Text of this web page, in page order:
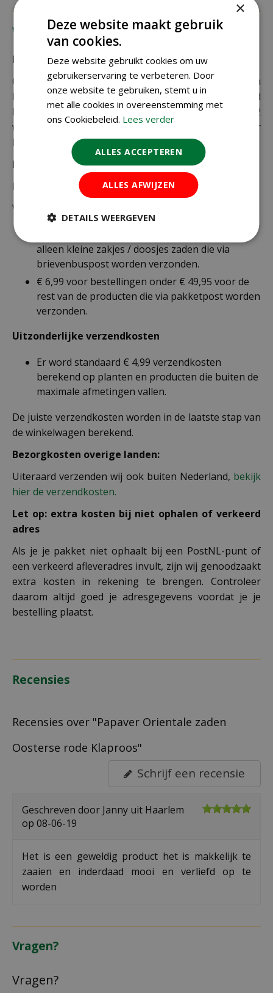
Verzending
Bezorging:
Om uw bestelling goed en veilig bij u thuis te laten
bezorgen maken wij gebruik van PostNL. De levertijd
bedraagt doorgaans tussen de 1 en 2
werkdagen. Deze bezorgtijd geldt zowel voor
Nederland als België.
Bezorgkosten Nederland:
Bestellingen van € 49,95 of meer verzenden wij gratis.
Voor een bestelling onder € 49,95 zijn er 2 tarieven:
alleen kleine zakjes / doosjes zaden die via
brievenbuspost worden verzonden.
€ 6,99 voor bestellingen onder € 49,95 voor de
rest van de producten die via pakketpost worden
verzonden.
Uitzonderlijke verzendkosten
Er word standaard € 4,99 verzendkosten
berekend op planten en producten die buiten de
maximale afmetingen vallen.
De juiste verzendkosten worden in de laatste stap van
de winkelwagen berekend.
Bezorgkosten overige landen:
Uiteraard verzenden wij ook buiten Nederland, bekijk
hier de verzendkosten.
Let op: extra kosten bij niet ophalen of verkeerd
adres
Als je je pakket niet ophaalt bij een PostNL-punt of
een verkeerd afleveradres invult, zijn wij genoodzaakt
extra kosten in rekening te brengen. Controleer
daarom altijd goed je adresgegevens voordat je je
bestelling plaatst.
Recensies
Recensies over "Papaver Orientale zaden
Oosterse rode Klaproos"
Schrijf een recensie
Geschreven door Janny uit Haarlem
op 08-06-19
Het is een geweldig product het is makkelijk te
zaaien en inderdaad mooi en verliefd op te
worden
Vragen?
Vragen?
×
Deze website maakt gebruik
van cookies.
Deze website gebruikt cookies om uw
gebruikerservaring te verbeteren. Door
onze website te gebruiken, stemt u in
met alle cookies in overeenstemming met
ons Cookiebeleid. Lees verder
ALLES ACCEPTEREN
ALLES AFWIJZEN
DETAILS WEERGEVEN